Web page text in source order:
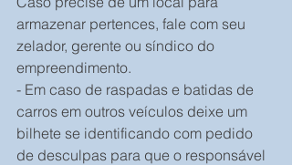
armazenar pertences, fale com seu
zelador, gerente ou síndico do
empreendimento.
- Em caso de raspadas e batidas de
carros em outros veículos deixe um
bilhete se identificando com pedido
de desculpas para que o responsável